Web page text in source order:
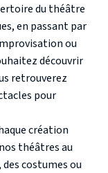
du théâtre
en passant par
ou
découvrir
retrouverez
pour
création
théâtres au
costumes ou